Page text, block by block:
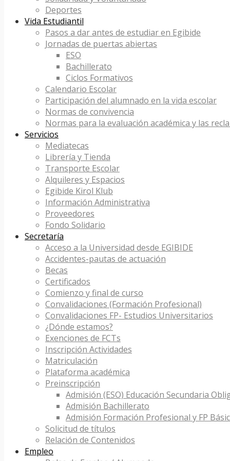
Deportes
Vida Estudiantil
Pasos a dar antes de estudiar en Egibide
Jornadas de puertas abiertas
ESO
Bachillerato
Ciclos Formativos
Calendario Escolar
Participación del alumnado en la vida escolar
Normas de convivencia
Normas para la evaluación académica y las
Servicios
Mediatecas
Librería y Tienda
Transporte Escolar
Alquileres y Espacios
Egibide Kirol Klub
Información Administrativa
Proveedores
Fondo Solidario
Secretaría
Acceso a la Universidad desde EGIBIDE
Accidentes-pautas de actuación
Becas
Certificados
Comienzo y final de curso
Convalidaciones (Formación Profesional)
Convalidaciones FP- Estudios Universitarios
¿Dónde estamos?
Exenciones de FCTs
Inscripción Actividades
Matriculación
Plataforma académica
Preinscripción
Admisión (ESO) Educación Secundaria
Admisión Bachillerato
Admisión Formación Profesional y FP
Solicitud de títulos
Relación de Contenidos
Empleo